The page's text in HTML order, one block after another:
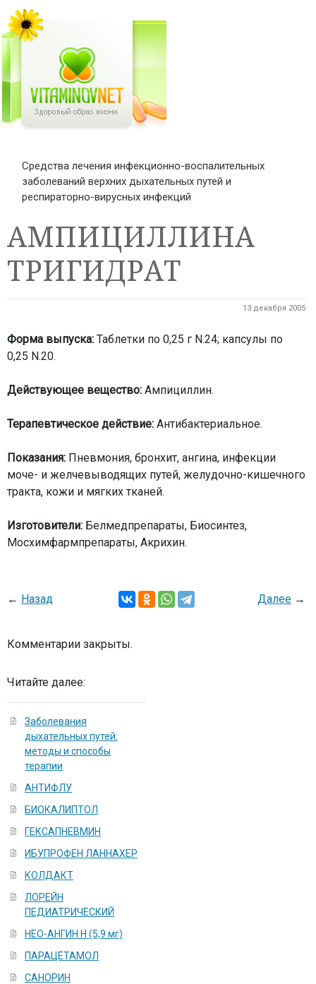
Средства лечения инфекционно-воспалительных
заболеваний верхних дыхательных путей и
респираторно-вирусных инфекций
АМПИЦИЛЛИНА
ТРИГИДРАТ
13 декабря 2005
Форма выпуска: Таблетки по 0,25 г N.24; капсулы по
0,25 N.20.
Действующее вещество: Ампициллин.
Терапевтическое действие: Антибактериальное.
Показания: Пневмония, бронхит, ангина, инфекции
моче- и желчевыводящих путей, желудочно-кишечного
тракта, кожи и мягких тканей.
Изготовители: Белмедпрепараты, Биосинтез,
Мосхимфармпрепараты, Акрихин.
← Назад Далее →
Комментарии закрыты.
Читайте далее:
Заболевания
дыхательных путей:
методы и способы
терапии
АНТИФЛУ
БИОКАЛИПТОЛ
ГЕКСАПНЕВМИН
ИБУПРОФЕН ЛАННАХЕР
КОЛДАКТ
ЛОРЕЙН
ПЕДИАТРИЧЕСКИЙ
НЕО-АНГИН Н (5,9 мг)
ПАРАЦЕТАМОЛ
САНОРИН